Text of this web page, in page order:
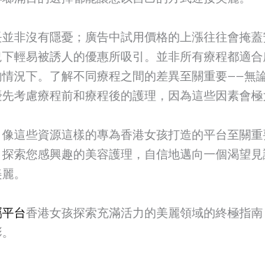
非沒有隱憂；廣告中試用價格的上漲往往會掩
輕易被誘人的優惠所吸引。並非所有療程都適
況下。了解不同療程之間的差異至關重要——無
考慮療程前和療程後的護理，因為這些因素會極
這些資源這樣的專為香港女孩打造的平台至關
索您感興趣的美容護理，自信地邁向一個渴望
。
台香港女孩探索充滿活力的美麗領域的終極指